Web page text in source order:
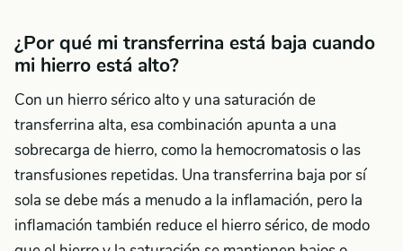
¿Por qué mi transferrina está baja cuando
mi hierro está alto?
Con un hierro sérico alto y una saturación de
transferrina alta, esa combinación apunta a una
sobrecarga de hierro, como la hemocromatosis o las
transfusiones repetidas. Una transferrina baja por sí
sola se debe más a menudo a la inflamación, pero la
inflamación también reduce el hierro sérico, de modo